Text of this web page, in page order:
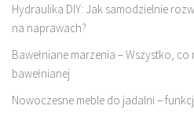
Hydraulika DIY: Jak samodzielnie
na naprawach?
Bawełniane marzenia – Wszystko,
bawełnianej
Nowoczesne meble do jadalni –